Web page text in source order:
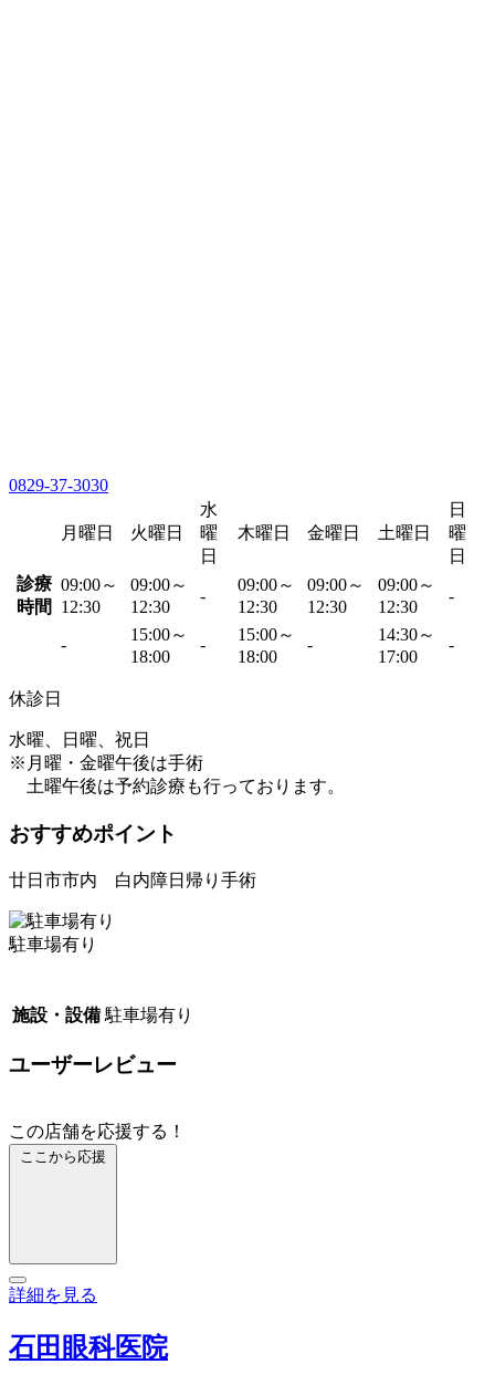
0829-37-3030
月曜日 火曜日
水
曜
日
木曜日 金曜日 土曜日
日
曜
日
診療
時間
09:00～
12:30
09:00～
12:30
-
09:00～
12:30
09:00～
12:30
09:00～
12:30
-
-
15:00～
18:00
-
15:00～
18:00
-
14:30～
17:00
-
休診日
水曜、日曜、祝日
※月曜・金曜午後は手術
土曜午後は予約診療も行っております。
おすすめポイント
廿日市市内 白内障日帰り手術
駐車場有り
施設・設備 駐車場有り
ユーザーレビュー
この店舗を応援する！
ここから応援
詳細を見る
石田眼科医院